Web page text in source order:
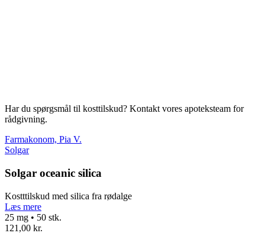
Har du spørgsmål til kosttilskud? Kontakt vores apoteksteam for
rådgivning.
Farmakonom, Pia V.
Solgar
Solgar oceanic silica
Kostttilskud med silica fra rødalge
Læs mere
25 mg • 50 stk.
121,00 kr.